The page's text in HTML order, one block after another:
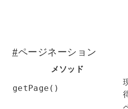
#ページネーション
メソッド
getPage()